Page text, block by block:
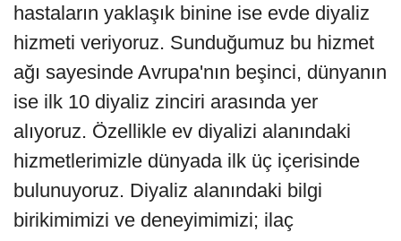
hastaların yaklaşık binine ise evde diyaliz
hizmeti veriyoruz. Sunduğumuz bu hizmet
ağı sayesinde Avrupa'nın beşinci, dünyanın
ise ilk 10 diyaliz zinciri arasında yer
alıyoruz. Özellikle ev diyalizi alanındaki
hizmetlerimizle dünyada ilk üç içerisinde
bulunuyoruz. Diyaliz alanındaki bilgi
birikimimizi ve deneyimimizi; ilaç